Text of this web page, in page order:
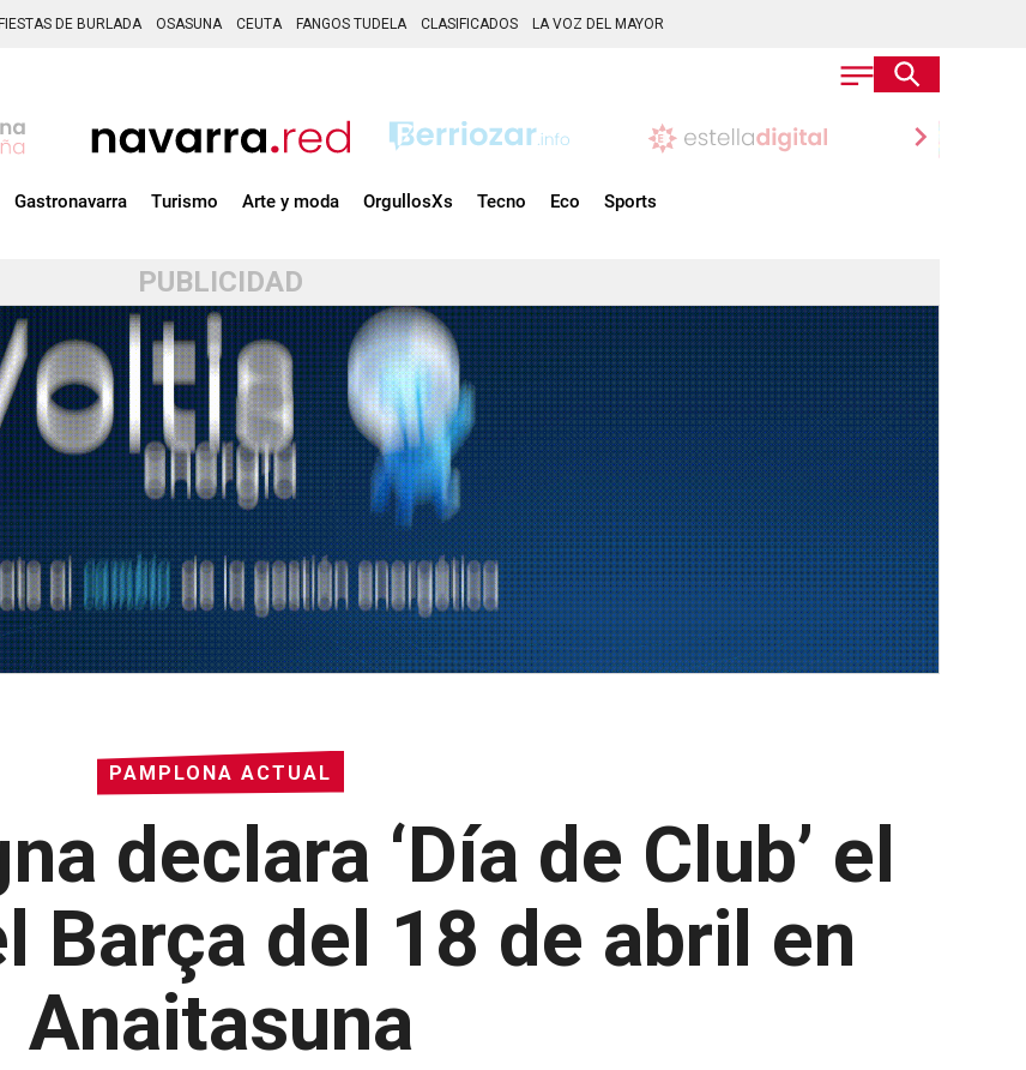
FIESTAS DE BURLADA OSASUNA CEUTA FANGOS TUDELA CLASIFICADOS LA VOZ DEL MAYOR
chevron_right
Gastronavarra Turismo Arte y moda OrgullosXs Tecno Eco Sports
PUBLICIDAD
PAMPLONA ACTUAL
declara ‘Día de Club’ el
Barça del 18 de abril en
Anaitasuna